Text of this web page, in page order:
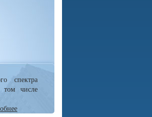
спектра
том числе